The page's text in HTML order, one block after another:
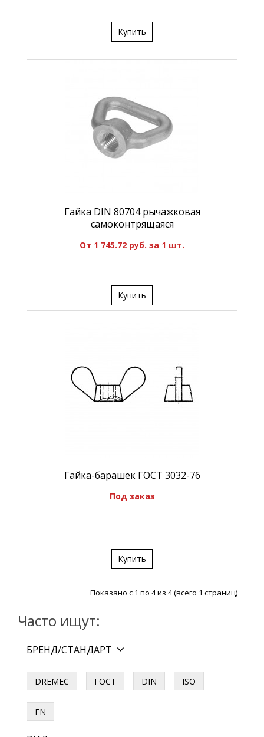
Купить
Гайка DIN 80704 рычажковая
самоконтрящаяся
От 1 745.72 руб. за 1 шт.
Купить
Гайка-барашек ГОСТ 3032-76
Под заказ
Купить
Показано с 1 по 4 из 4 (всего 1 страниц)
Часто ищут:
БРЕНД/СТАНДАРТ
DREMEC ГОСТ DIN ISO
EN